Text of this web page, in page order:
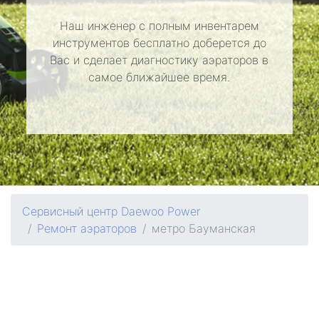
Наш инженер с полным инвентарем
инструментов бесплатно доберется до
Вас и сделает диагностику аэраторов в
самое ближайшее время.
Сервисный центр Daewoo Power
Ремонт аэраторов
метро Бауманская